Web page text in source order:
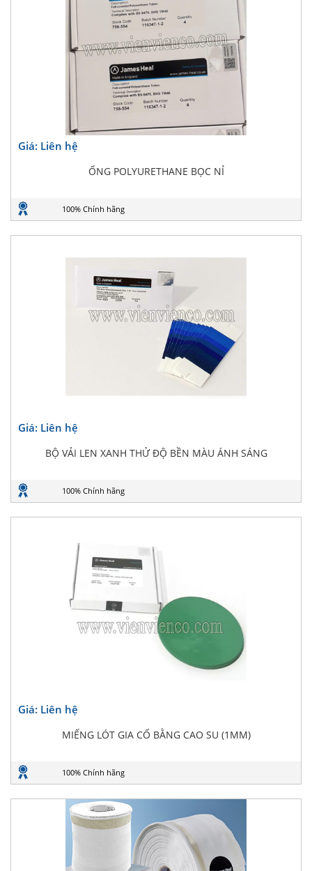
Giá: Liên hệ
ỐNG POLYURETHANE BỌC NỈ
100% Chính hãng
Giá: Liên hệ
BỘ VẢI LEN XANH THỬ ĐỘ BỀN MÀU ÁNH SÁNG
100% Chính hãng
Giá: Liên hệ
MIẾNG LÓT GIA CỐ BẰNG CAO SU (1MM)
100% Chính hãng